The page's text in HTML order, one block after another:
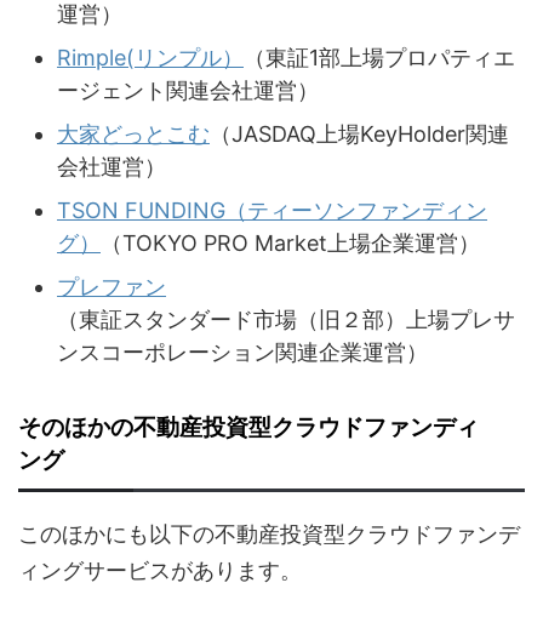
運営）
Rimple(リンプル）
（東証1部上場プロパティエ
ージェント関連会社運営）
大家どっとこむ （JASDAQ上場KeyHolder関連
会社運営）
TSON FUNDING（ティーソンファンディン
グ）
（TOKYO PRO Market上場企業運営）
プレファン
（東証スタンダード市場（旧２部）上場プレサ
ンスコーポレーション関連企業運営）
そのほかの不動産投資型クラウドファンディ
ング
このほかにも以下の不動産投資型クラウドファンデ
ィングサービスがあります。